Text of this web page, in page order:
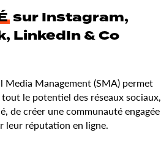
sur Instagram,
LinkedIn & Co
Media Management (SMA) permet
le potentiel des réseaux sociaux,
de créer une communauté engagée
leur réputation en ligne.